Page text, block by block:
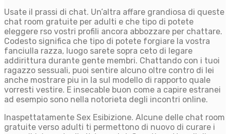
Usate il prassi di chat. Un’altra affare grandiosa di queste
chat room gratuite per adulti e che tipo di potete
eleggere rso vostri profili ancora abbozzare per chattare.
Codesto significa che tipo di potete forgiare la vostra
fanciulla razza, luogo sarete sopra ceto di legare
addirittura durante gente membri. Chattando con i tuoi
ragazzo sessuali, puoi sentire alcuno oltre contro di lei
anche mostrare piu in la sul modello di rapporto quale
vorresti vestire. E insecable buon come a capire estranei
ad esempio sono nella notorieta degli incontri online.
Inaspettatamente Sex Esibizione. Alcune delle chat room
gratuite verso adulti ti permettono di nuovo di curare i